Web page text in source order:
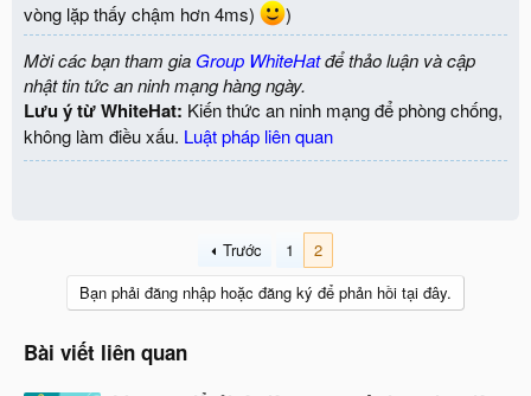
vòng lặp thấy chậm hơn 4ms)
)
Mời các bạn tham gia Group WhiteHatđể thảo luận và cập
nhật tin tức an ninh mạng hàng ngày.
Lưu ý từ WhiteHat: Kiến thức an ninh mạng để phòng chống,
không làm điều xấu. Luật pháp liên quan
Trước 1
2
Bạn phải đăng nhập hoặc đăng ký để phản hồi tại đây.
Bài viết liên quan